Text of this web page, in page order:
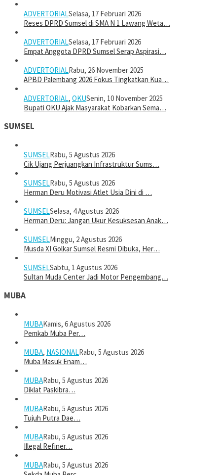
ADVERTORIALSelasa, 17 Februari 2026
Reses DPRD Sumsel di SMA N 1 Lawang Weta…
ADVERTORIALSelasa, 17 Februari 2026
Empat Anggota DPRD Sumsel Serap Aspirasi…
ADVERTORIALRabu, 26 November 2025
APBD Palembang 2026 Fokus Tingkatkan Kua…
ADVERTORIAL, OKUSenin, 10 November 2025
Bupati OKU Ajak Masyarakat Kobarkan Sema…
SUMSEL
SUMSELRabu, 5 Agustus 2026
Cik Ujang Perjuangkan Infrastruktur Sums…
SUMSELRabu, 5 Agustus 2026
Herman Deru Motivasi Atlet Usia Dini di …
SUMSELSelasa, 4 Agustus 2026
Herman Deru: Jangan Ukur Kesuksesan Anak…
SUMSELMinggu, 2 Agustus 2026
Musda XI Golkar Sumsel Resmi Dibuka, Her…
SUMSELSabtu, 1 Agustus 2026
Sultan Muda Center Jadi Motor Pengembang…
MUBA
MUBAKamis, 6 Agustus 2026
Pemkab Muba Per…
MUBA, NASIONALRabu, 5 Agustus 2026
Muba Masuk Enam…
MUBARabu, 5 Agustus 2026
Diklat Paskibra…
MUBARabu, 5 Agustus 2026
Tujuh Putra Dae…
MUBARabu, 5 Agustus 2026
Illegal Refiner…
MUBARabu, 5 Agustus 2026